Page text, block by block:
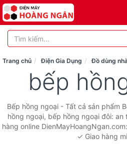
Trang chủ Điện Gia Dụng Đồ dùng
bếp
Bếp hồng ngoại - Tất cả sản phẩm
hồng ngoại, bếp hồng ngoại đôi: an
hàng online
✓ Giao hàng